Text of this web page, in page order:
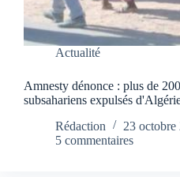
Actualité
Amnesty dénonce : plus de
subsahariens expulsés
Rédaction
23 octobre
5 commentaires